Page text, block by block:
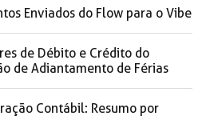
Enviados do Flow para o Vibe
de Débito e Crédito do
de Adiantamento de Férias
Contábil: Resumo por